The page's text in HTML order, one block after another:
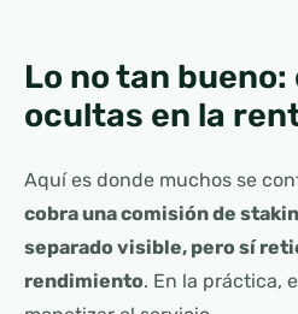
Lo no tan
ocultas en la
Aquí es donde muchos se
cobra una comisión de
separado visible, pero sí
rendimiento. En la práctica,